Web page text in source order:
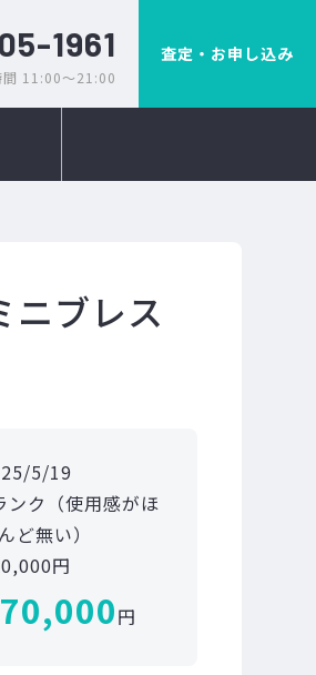
1961
間 11:00～21:00
査定・お申し込み
ブレス
5/19
ンク（使用感がほ
ど無い）
円
円